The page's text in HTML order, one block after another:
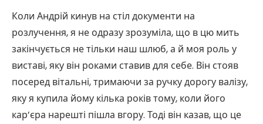
Коли Андрій кинув на стіл документи на
розлучення, я не одразу зрозуміла, що в цю мить
закінчується не тільки наш шлюб, а й моя роль у
виставі, яку він роками ставив для себе. Він стояв
посеред вітальні, тримаючи за ручку дорогу валізу,
яку я купила йому кілька років тому, коли його
кар’єра нарешті пішла вгору. Тоді він казав, що це